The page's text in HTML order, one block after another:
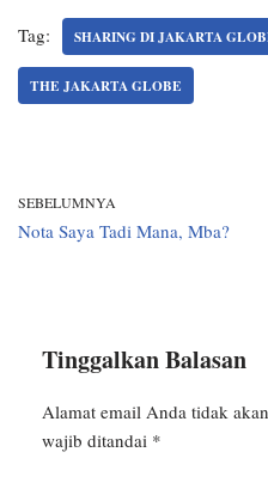
Tag: SHARING DI JAKARTA
THE JAKARTA GLOBE
SEBELUMNYA
Nota Saya Tadi Mana, Mba?
Tinggalkan Balasan
Alamat email Anda tidak
wajib ditandai *